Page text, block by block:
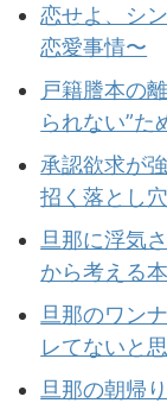
恋せよ、シ
恋愛事情〜
戸籍謄本の
られない”た
承認欲求が
招く落とし穴
旦那に浮気
から考える
旦那のワン
レてないと
旦那の朝帰